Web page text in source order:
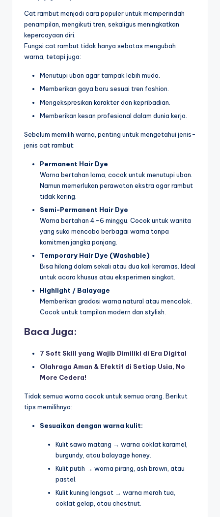
Cat rambut menjadi cara populer untuk memperindah
penampilan, mengikuti tren, sekaligus meningkatkan
kepercayaan diri.
Fungsi cat rambut tidak hanya sebatas mengubah
warna, tetapi juga:
Menutupi uban agar tampak lebih muda.
Memberikan gaya baru sesuai tren fashion.
Mengekspresikan karakter dan kepribadian.
Memberikan kesan profesional dalam dunia kerja.
Sebelum memilih warna, penting untuk mengetahui jenis-
jenis cat rambut:
Permanent Hair Dye
Warna bertahan lama, cocok untuk menutupi uban.
Namun memerlukan perawatan ekstra agar rambut
tidak kering.
Semi-Permanent Hair Dye
Warna bertahan 4–6 minggu. Cocok untuk wanita
yang suka mencoba berbagai warna tanpa
komitmen jangka panjang.
Temporary Hair Dye (Washable)
Bisa hilang dalam sekali atau dua kali keramas. Ideal
untuk acara khusus atau eksperimen singkat.
Highlight / Balayage
Memberikan gradasi warna natural atau mencolok.
Cocok untuk tampilan modern dan stylish.
Baca Juga:
7 Soft Skill yang Wajib Dimiliki di Era Digital
Olahraga Aman & Efektif di Setiap Usia, No
More Cedera!
Tidak semua warna cocok untuk semua orang. Berikut
tips memilihnya:
Sesuaikan dengan warna kulit:
Kulit sawo matang → warna coklat karamel,
burgundy, atau balayage honey.
Kulit putih → warna pirang, ash brown, atau
pastel.
Kulit kuning langsat → warna merah tua,
coklat gelap, atau chestnut.